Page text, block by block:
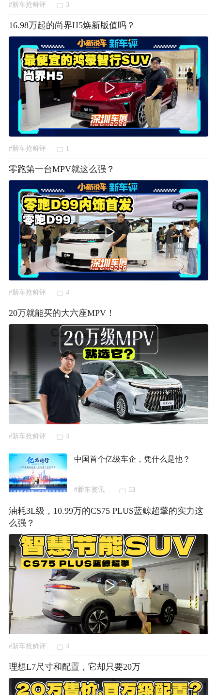
#新车抢鲜评 3
16.98万起的尚界H5焕新版值吗？
#新车抢鲜评 1
零跑第一台MPV就这么强？
#新车抢鲜评 4
20万就能买的大六座MPV！
#新车抢鲜评 4
中国首个亿级车企，凭什么是他？
#新车资讯 53
油耗3L级，10.99万的CS75 PLUS蓝鲸超擎的实力这
么强？
#新车抢鲜评 4
理想L7尺寸和配置，它却只要20万